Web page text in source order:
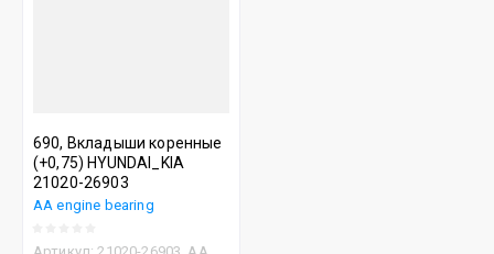
690, Вкладыши коренные
(+0,75) HYUNDAI_KIA
21020-26903
AA engine bearing